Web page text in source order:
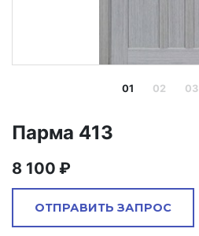
01 02 03
Парма 413
8 100
ОТПРАВИТЬ ЗАПРОС